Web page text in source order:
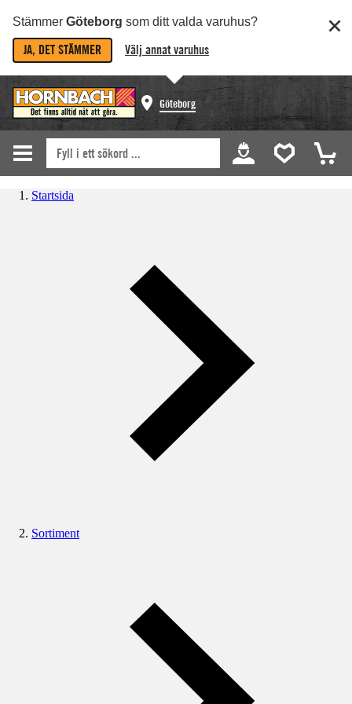
Stämmer Göteborg som ditt valda varuhus?
JA, DET STÄMMER Välj annat varuhus
Göteborg
Startsida
Sortiment